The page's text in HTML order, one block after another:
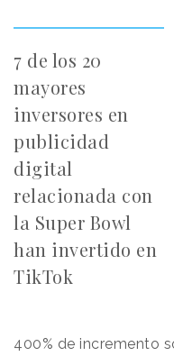
7 de los 20
mayores
inversores en
publicidad
digital
relacionada con
la Super Bowl
han invertido en
TikTok
400% de incremento